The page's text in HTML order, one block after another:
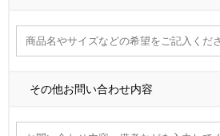
その他お問い合わせ内容